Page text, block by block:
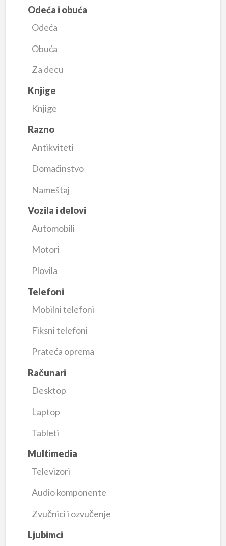
Odeća i obuća
Odeća
Obuća
Za decu
Knjige
Knjige
Razno
Antikviteti
Domaćinstvo
Nameštaj
Vozila i delovi
Automobili
Motori
Plovila
Telefoni
Mobilni telefoni
Fiksni telefoni
Prateća oprema
Računari
Desktop
Laptop
Tableti
Multimedia
Televizori
Audio komponente
Zvučnici i ozvučenje
Ljubimci